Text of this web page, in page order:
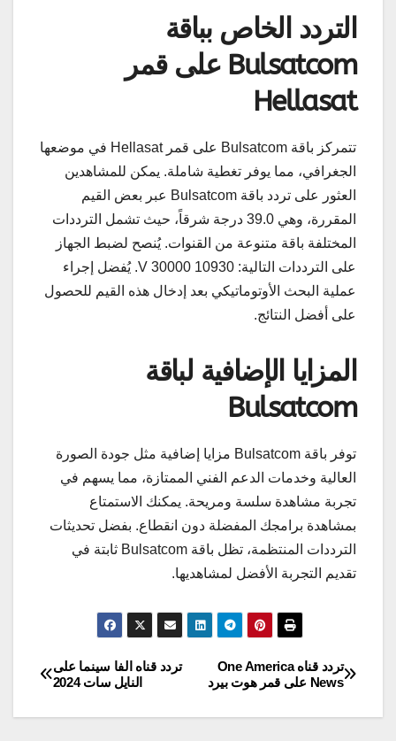
التردد الخاص بباقة
Bulsatcom على قمر
Hellasat
تتمركز باقة Bulsatcom على قمر Hellasat في موضعها
الجغرافي، مما يوفر تغطية شاملة. يمكن للمشاهدين
العثور على تردد باقة Bulsatcom عبر بعض القيم
المقررة، وهي 39.0 درجة شرقاً، حيث تشمل الترددات
المختلفة باقة متنوعة من القنوات. يُنصح لضبط الجهاز
على الترددات التالية: 10930 V 30000. يُفضل إجراء
عملية البحث الأوتوماتيكي بعد إدخال هذه القيم للحصول
على أفضل النتائج.
المزايا الإضافية لباقة
Bulsatcom
توفر باقة Bulsatcom مزايا إضافية مثل جودة الصورة
العالية وخدمات الدعم الفني الممتازة، مما يسهم في
تجربة مشاهدة سلسة ومريحة. يمكنك الاستمتاع
بمشاهدة برامجك المفضلة دون انقطاع. بفضل تحديثات
الترددات المنتظمة، تظل باقة Bulsatcom ثابتة في
تقديم التجربة الأفضل لمشاهديها.
تصفّح
المقالات
تردد قناه الفا سينما على
النايل سات 2024
تردد قناه One America
News على قمر هوت بيرد